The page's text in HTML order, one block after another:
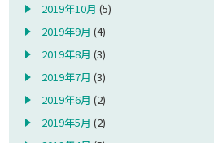
2019年10月 (5)
2019年9月 (4)
2019年8月 (3)
2019年7月 (3)
2019年6月 (2)
2019年5月 (2)